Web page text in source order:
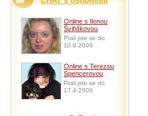
Online s Ilonou
Švihlíkovou
Ptali jste se do
10.8.2009
Online s Terezou
Spencerovou
Ptali jste se do
17.4.2009